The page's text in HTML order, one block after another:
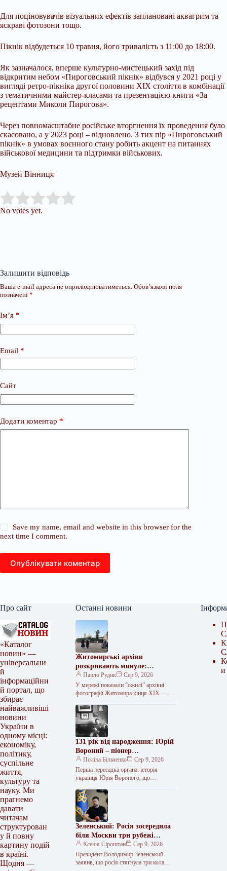
Для поціновувачів візуальних ефектів заплановані аквагрим та
яскраві фотозони тощо.
Пікнік відбудеться 10 травня, його тривалість з 11:00 до 18:00.
Як зазначалося, вперше культурно-мистецький захід під
відкритим небом «Пироговський пікнік» відбувся у 2021 році у
вигляді ретро-пікніка другої половини ХІХ століття в комбінації
з тематичними майстер-класами та презентацією книги «За
рецептами Миколи Пирогова».
Через повномасштабне російське вторгнення їх проведення було
скасовано, а у 2023 році – відновлено. З тих пір «Пироговський
пікнік» в умовах воєнного стану робить акцент на питаннях
військової медицини та підтримки військових.
Музей Вінниця
Rate this item:
No votes yet.
Залишити відповідь
Ваша e-mail адреса не оприлюднюватиметься. Обов’язкові поля
позначені *
Ім’я *
Email *
Сайт
Додати коментар *
Save my name, email and website in this browser for the
next time I comment.
Опублікувати коментар
Про сайт
«Каталог
новин» —
універсальни
й
інформаційни
й портал, що
збирає
найважливіші
новини
України в
одному місці:
економіку,
політику,
суспільне
життя,
культуру та
науку. Ми
прагнемо
давати
читачам
структурован
у й повну
картину подій
в країні.
Щодня —
Останні новини
Житомирські архіви
розкривають минуле:
унікальні фото покажуть
незвідані сторінки міста
Павло Рудик
Сер 9, 2026
У мережі показали “ожилі” архівні
фотографії Житомира кінця ХІХ —
YouTube-каналі “Історії Юри
Мартиновича” опублікували…
131 рік від народження: Юрій
Вороний – піонер
трансплантології
Поліна Більченко
Сер 9, 2026
Перша пересадка органа: історія
українця Юрія Вороного, що
новим стилем) 1895 року в…
Зеленський: Росія зосередила
біля Москви три рубежі
протиповітряної оборони
Ксенія Сіроштан
Сер 9, 2026
Президент Володимир Зеленський
заявив, що росія стягнула три кола
и